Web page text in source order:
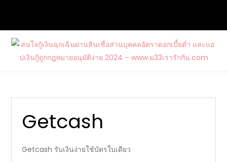
content
กฎหมายอนุมัติง่าย 2024 –
www.ม33เรารักกัน.com
รักกัน.com
Getcash
Getcash รับเงินง่ายใช้บัตรใบเดียว